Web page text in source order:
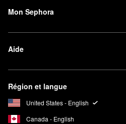
Mon Sephora
Aide
Région et langue
United States - English
Canada - English